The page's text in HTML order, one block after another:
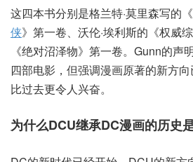
这四本书分别是格兰特·莫里森写的
侠》第一卷、沃伦·埃利斯的《权威
《绝对沼泽物》第一卷。Gunn的声
四部电影，但强调漫画原著的新方
比过去更令人兴奋。
为什么DCU继承DC漫画的历史